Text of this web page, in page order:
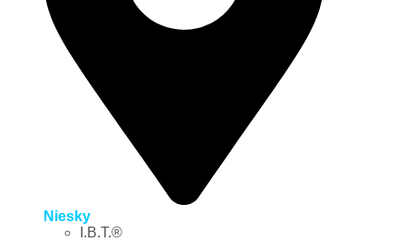
Niesky
I.B.T.®